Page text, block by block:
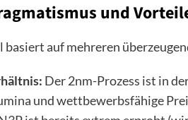
und
basiert auf mehreren
Der 2nm-Prozess ist in
und wettbewerbsfähige